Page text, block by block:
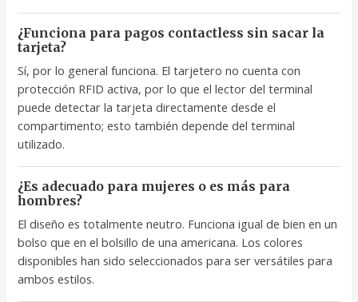
¿Funciona para pagos contactless sin sacar la
tarjeta?
Sí, por lo general funciona. El tarjetero no cuenta con
protección RFID activa, por lo que el lector del terminal
puede detectar la tarjeta directamente desde el
compartimento; esto también depende del terminal
utilizado.
¿Es adecuado para mujeres o es más para
hombres?
El diseño es totalmente neutro. Funciona igual de bien en un
bolso que en el bolsillo de una americana. Los colores
disponibles han sido seleccionados para ser versátiles para
ambos estilos.